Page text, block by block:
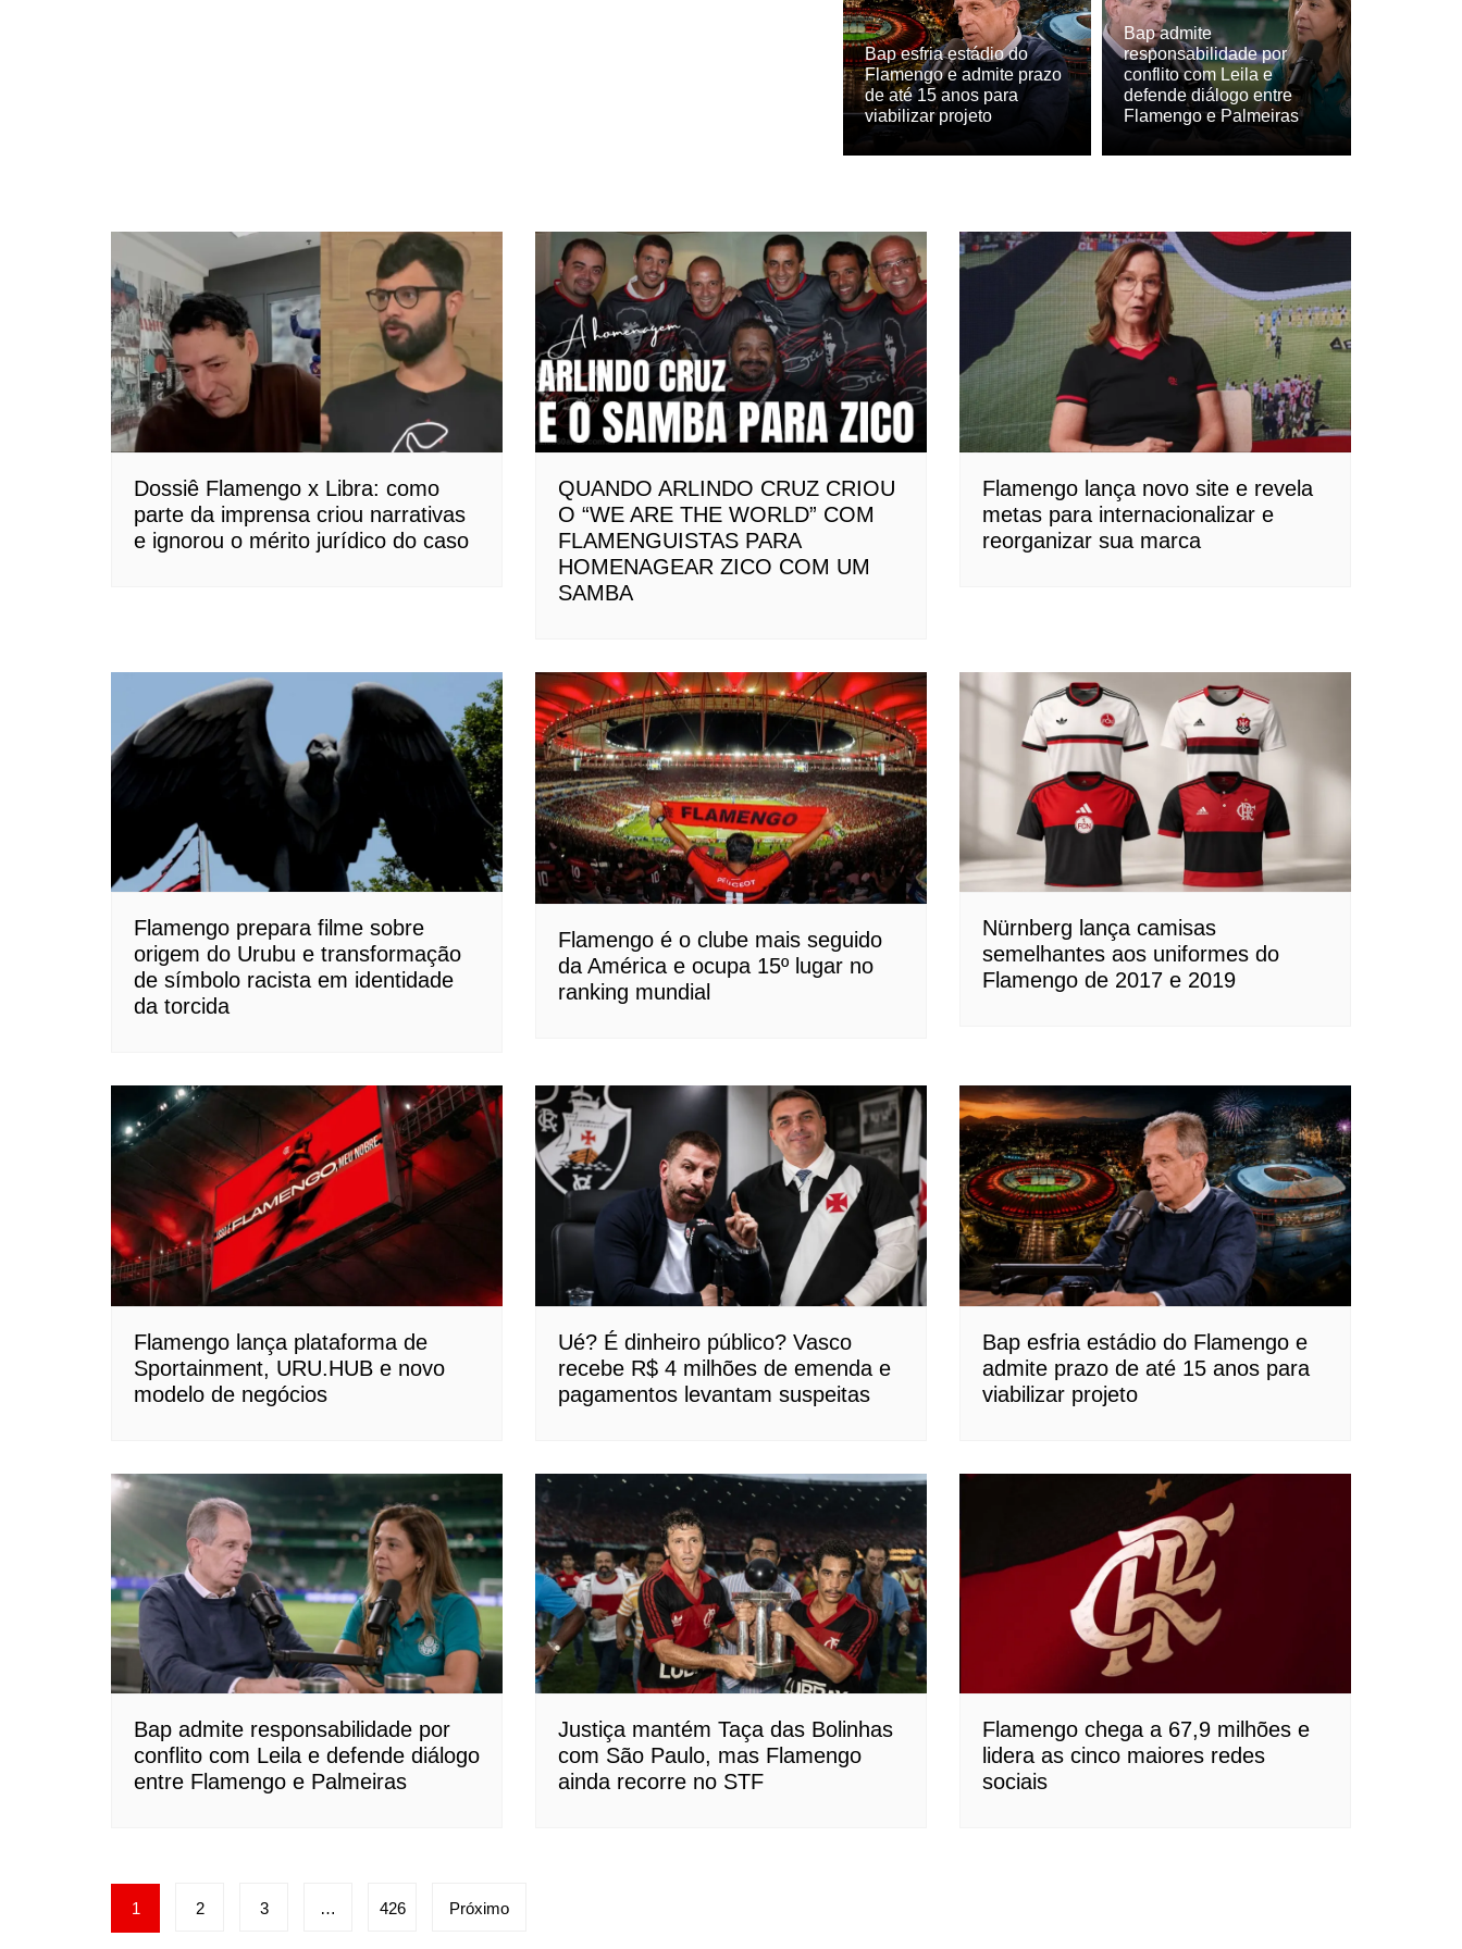
Bap esfria estádio do
Flamengo e admite prazo
de até 15 anos para
viabilizar projeto
Bap admite
responsabilidade por
conflito com Leila e
defende diálogo entre
Flamengo e Palmeiras
Dossiê Flamengo x Libra: como
parte da imprensa criou narrativas
e ignorou o mérito jurídico do caso
QUANDO ARLINDO CRUZ CRIOU
O “WE ARE THE WORLD” COM
FLAMENGUISTAS PARA
HOMENAGEAR ZICO COM UM
SAMBA
Flamengo lança novo site e revela
metas para internacionalizar e
reorganizar sua marca
Flamengo prepara filme sobre
origem do Urubu e transformação
de símbolo racista em identidade
da torcida
Flamengo é o clube mais seguido
da América e ocupa 15º lugar no
ranking mundial
Nürnberg lança camisas
semelhantes aos uniformes do
Flamengo de 2017 e 2019
Flamengo lança plataforma de
Sportainment, URU.HUB e novo
modelo de negócios
Ué? É dinheiro público? Vasco
recebe R$ 4 milhões de emenda e
pagamentos levantam suspeitas
Bap esfria estádio do Flamengo e
admite prazo de até 15 anos para
viabilizar projeto
Bap admite responsabilidade por
conflito com Leila e defende diálogo
entre Flamengo e Palmeiras
Justiça mantém Taça das Bolinhas
com São Paulo, mas Flamengo
ainda recorre no STF
Flamengo chega a 67,9 milhões e
lidera as cinco maiores redes
sociais
Paginação
1 2 3 … 426 Próximo